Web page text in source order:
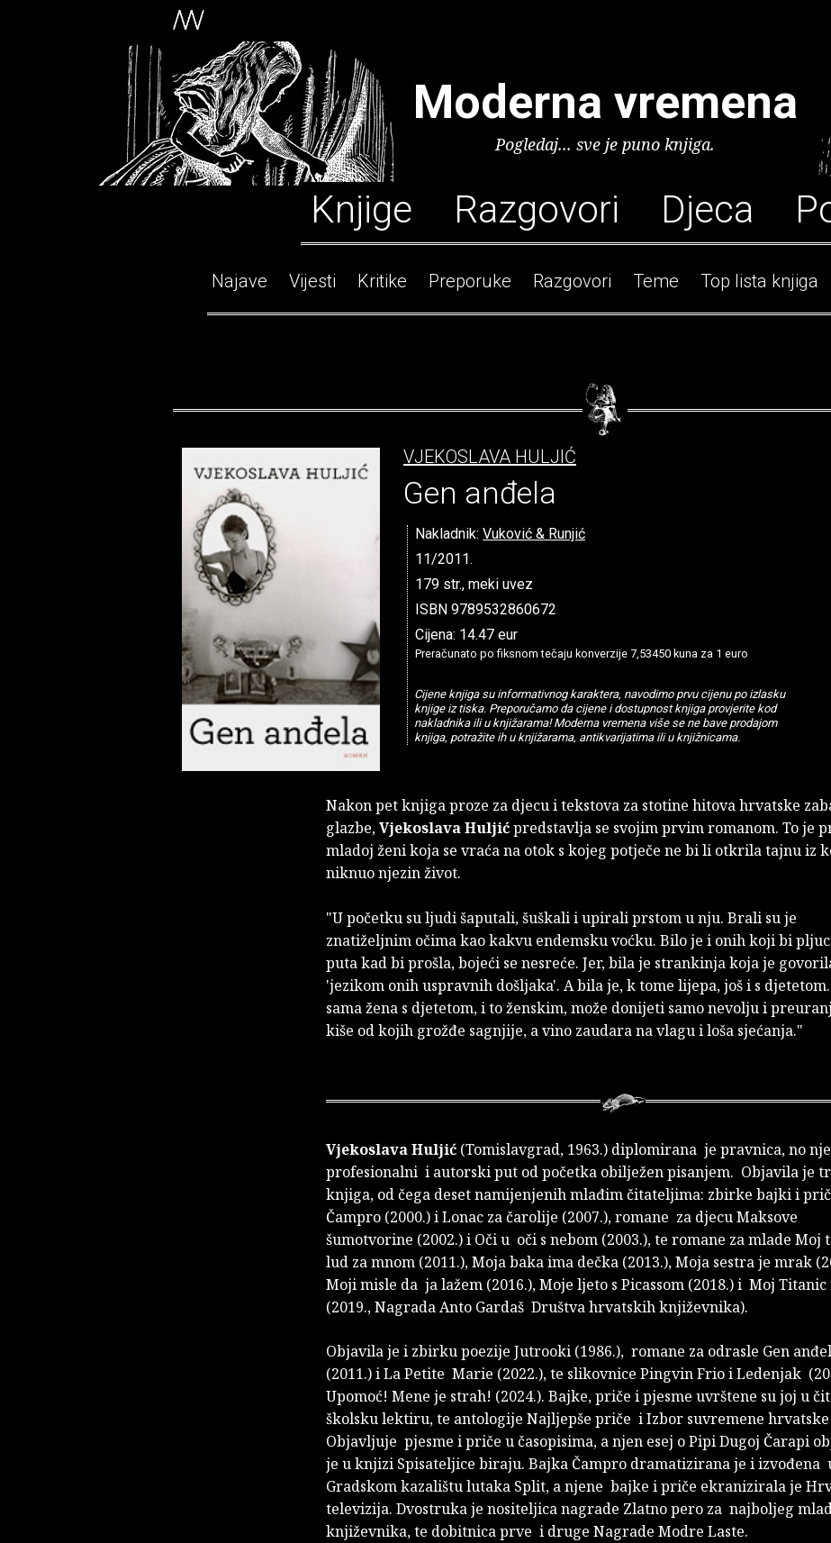
Moderna vremena
Pogledaj... sve je puno knjiga.
Knjige Razgovori Djeca
Najave Vijesti Kritike Preporuke Razgovori Teme Top lista knjiga
VJEKOSLAVA HULJIĆ
Gen anđela
Nakladnik: Vuković & Runjić
11/2011.
179 str., meki uvez
ISBN 9789532860672
Cijena: 14.47 eur
Preračunato po fiksnom tečaju konverzije 7,53450 kuna za 1 euro
Cijene knjiga su informativnog karaktera, navodimo prvu cijenu po izlasku
knjige iz tiska. Preporučamo da cijene i dostupnost knjiga provjerite kod
nakladnika ili u knjižarama! Moderna vremena više se ne bave prodajom
knjiga, potražite ih u knjižarama, antikvarijatima ili u knjižnicama.
Nakon pet knjiga proze za djecu i tekstova za stotine hitova hrvatske
glazbe,Vjekoslava Huljićpredstavlja se svojim prvim romanom. To je
mladoj ženi koja se vraća na otok s kojeg potječe ne bi li otkrila tajnu iz
niknuo njezin život.
"U početku su ljudi šaputali, šuškali i upirali prstom u nju. Brali su je
znatiželjnim očima kao kakvu endemsku voćku. Bilo je i onih koji bi
puta kad bi prošla, bojeći se nesreće. Jer, bila je strankinja koja je
'jezikom onih uspravnih došljaka'. A bila je, k tome lijepa, još i s
sama žena s djetetom, i to ženskim, može donijeti samo nevolju i
kiše od kojih grožđe sagnjije, a vino zaudara na vlagu i loša sjećanja."
Vjekoslava Huljić (Tomislavgrad, 1963.) diplomirana je pravnica, no
profesionalni i autorski put od početka obilježen pisanjem. Objavila je
knjiga, od čega deset namijenjenih mlađim čitateljima: zbirke bajki i
Čampro (2000.) i Lonac za čarolije (2007.), romane za djecu Maksove
šumotvorine (2002.) i Oči u oči s nebom (2003.), te romane za mlade Moj
lud za mnom (2011.), Moja baka ima dečka (2013.), Moja sestra je mrak
Moji misle da ja lažem (2016.), Moje ljeto s Picassom (2018.) i Moj Titanic
(2019., Nagrada Anto Gardaš Društva hrvatskih književnika).
Objavila je i zbirku poezije Jutrooki (1986.), romane za odrasle Gen
(2011.) i La Petite Marie (2022.), te slikovnice Pingvin Frio i Ledenjak
Upomoć! Mene je strah! (2024.). Bajke, priče i pjesme uvrštene su joj u
školsku lektiru, te antologije Najljepše priče i Izbor suvremene
Objavljuje pjesme i priče u časopisima, a njen esej o Pipi Dugoj Čarapi
je u knjizi Spisateljice biraju. Bajka Čampro dramatizirana je i izvođena
Gradskom kazalištu lutaka Split, a njene bajke i priče ekranizirala je
televizija. Dvostruka je nositeljica nagrade Zlatno pero za najboljeg
književnika, te dobitnica prve i druge Nagrade Modre Laste.